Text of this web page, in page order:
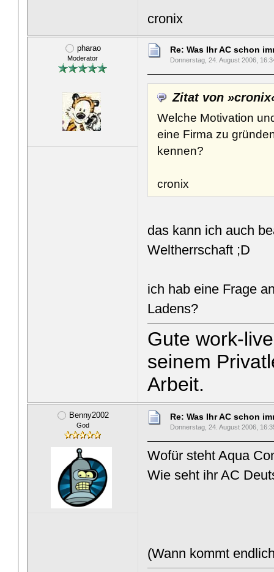
cronix
pharao
Moderator
Re: Was Ihr AC schon
Donnerstag, 24. August 2006,
Zitat von
Welche Motivation
eine Firma zu
kennen?
cronix
das kann ich auch
Weltherrschaft ;D
ich hab eine Frage
Ladens?
Gute work-
seinem
Arbeit.
Benny2002
God
Re: Was Ihr AC schon
Donnerstag, 24. August 2006,
Wofür steht Aqua
Wie seht ihr AC
(Wann kommt